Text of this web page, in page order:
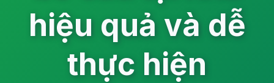
hiệu quả và dễ
thực hiện